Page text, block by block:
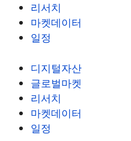
리서치
마켓데이터
일정
디지털자산
글로벌마켓
리서치
마켓데이터
일정